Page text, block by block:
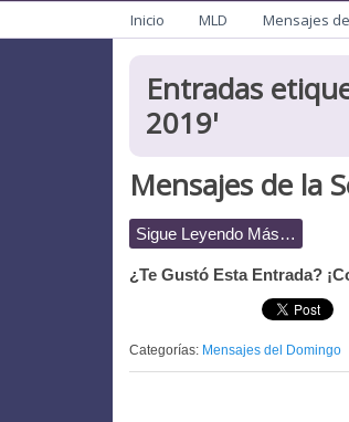
Mision de
Informacion General
Menu
Inicio MLD Mensajes
Entradas
2019'
Mensajes de la
Sigue Leyendo Más…
¿Te Gustó Esta Entrada?
Categorías: Mensajes del Domingo